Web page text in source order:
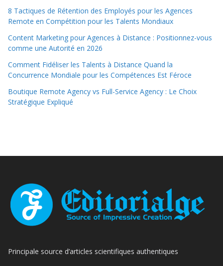
8 Tactiques de Rétention des Employés pour les Agences
Remote en Compétition pour les Talents Mondiaux
Content Marketing pour Agences à Distance : Positionnez-vous
comme une Autorité en 2026
Comment Fidéliser les Talents à Distance Quand la
Concurrence Mondiale pour les Compétences Est Féroce
Boutique Remote Agency vs Full-Service Agency : Le Choix
Stratégique Expliqué
Principale source d’articles scientifiques authentiques